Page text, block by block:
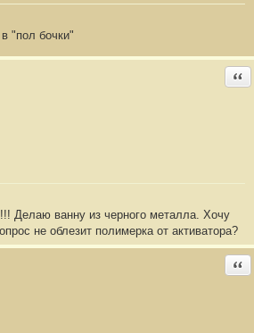
"пол бочки"
Делаю ванну из черного металла. Хочу
не облезит полимерка от активатора?